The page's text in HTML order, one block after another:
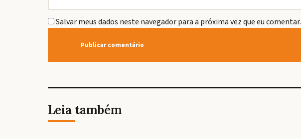
Salvar meus dados neste navegador para a próxima vez que eu comentar.
Leia também